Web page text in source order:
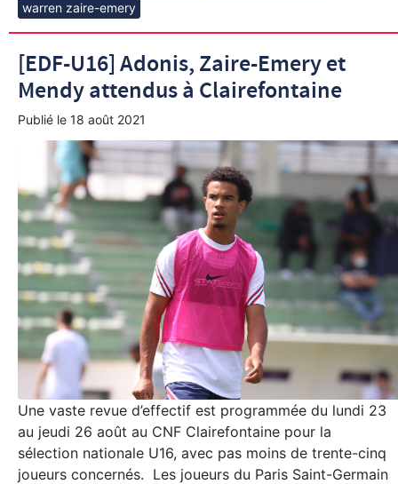
warren zaire-emery
[EDF-U16] Adonis, Zaire-Emery et
Mendy attendus à Clairefontaine
Publié le 18 août 2021
Une vaste revue d’effectif est programmée du lundi 23
au jeudi 26 août au CNF Clairefontaine pour la
sélection nationale U16, avec pas moins de trente-cinq
joueurs concernés. Les joueurs du Paris Saint-Germain